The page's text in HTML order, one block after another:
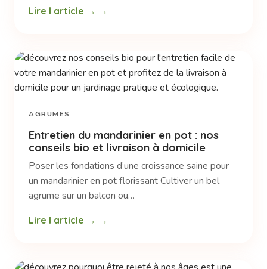
Lire l article →
AGRUMES
Entretien du mandarinier en pot : nos
conseils bio et livraison à domicile
Poser les fondations d’une croissance saine pour
un mandarinier en pot florissant Cultiver un bel
agrume sur un balcon ou…
Lire l article →